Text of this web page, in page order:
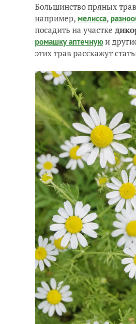
Большинство пряных
например, мелисса,
посадить на участке
ромашку аптечнуюи
этих трав расскажут